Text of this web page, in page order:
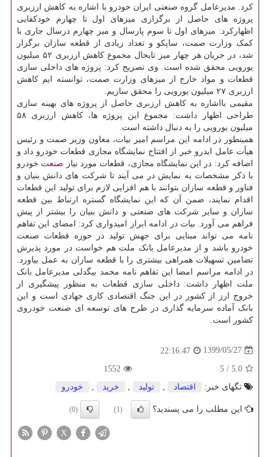
کرد. مدیرعامل گروه صنعتی ایران خودرو با اشاره به کاهش ارزبری
پروژه های حاصل از برگزاری میزهای اول تا چهارم خودکفایی
اظهارکرد: میزهای اول تا سوم پارسال و میز چهارم درسال جاری با
کمک وزارت صمت، ساپکو و تعداد زیادی از قطعه سازان برگزار
شد، در جریان هر چهار میز تابحال مجموع کاهش ارزبری ۵۲ میلیون
یورویی محقق شده است. وی تصریح کرد: پروژه های داخلی سازی
قطعات و مواد خارج از میزهای وزارت صمت، توانسته ایم کاهش
ارزبری ۲۷ میلیون یورویی را محقق سازیم.
مقیمی بااشاره به کاهش ارزبری حاصل از پروژه های بهینه سازی
طراحی اظهار داشت: مجموع این پروژه ها، کاهش ارزبری ۵۸
میلیون یورویی را به دنبال داشته است.
همینطور در ادامه این مراسم امیر بیات، معاون وزیر صمت و رئیس
هیأت عامل ایدرو خبر از افتتاح نمایشگاه مجازی قطعات خودرو داد و
اضافه کرد: در این نمایشگاه مجازی، قطعات مورد نیاز صنعت خودرو
با ذکر مشخصات به نمایش در می آیند تا شرکت های دانش بنیان و
فناور و قطعه سازان بتوانند با هم افزایی لازم برای تولید این قطعات
اقدام نمایند، ضمن آن که این نمایشگاه گستره ارتباط بین قطعه
سازان و سایر شرکت های صنعتی و دانش بنیان را بیشتر از پیش
فراهم می آورد. بیات در ادامه ابراز امیدواری کرد: امضای این تفاهم
نامه می تواند مبنایی برای جهش تولید در حوزه قطعات صنعت
خودرو باشد و از مدیرعامل بانک ملت هم خواست در مورد پذیرش
تضامین تسهیلات همراهی بیشتری را با قطعه سازان به عمل بیاورد.
در ادامه مراسم امضا این تفاهم نامه محمد بیگدلی مدیرعامل بانک
ملت اظهار داشت: داخلی سازی قطعات به منظور پیشگیری از
خروج ارز از کشور در این جنگ اقتصادی کاری جهادی است و این
بانک آماده سرمایه گذاری در طرح های توسعه ای صنعت خودروی
کشور است.
1399/05/27
22:16:47
5.0
/
5
1552
تگهای خبر:
اقتصاد تولید خرید خودرو
این مطلب را می پسندید؟ (1)
(0)
X